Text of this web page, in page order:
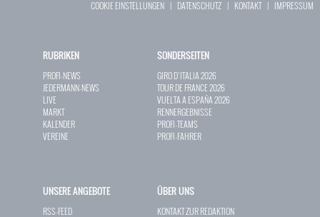
COOKIE EINSTELLUNGEN | DATENSCHUTZ | KONTAKT| IMPRESSUM
RUBRIKEN
PROFI-NEWS
JEDERMANN-NEWS
LIVE
MARKT
KALENDER
VEREINE
SONDERSEITEN
GIRO D`ITALIA 2026
TOUR DE FRANCE 2026
VUELTA A ESPAÑA 2026
RENNERGEBNISSE
PROFI-TEAMS
PROFI-FAHRER
UNSERE ANGEBOTE
RSS-FEED
ÜBER UNS
KONTAKT ZUR REDAKTION